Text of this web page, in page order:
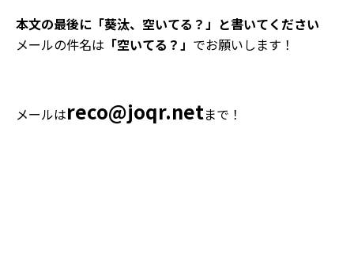
本文の最後に「葵汰、空いてる？」と書いてください
メールの件名は 「空いてる？」 でお願いします！
メールはreco@joqr.netまで！